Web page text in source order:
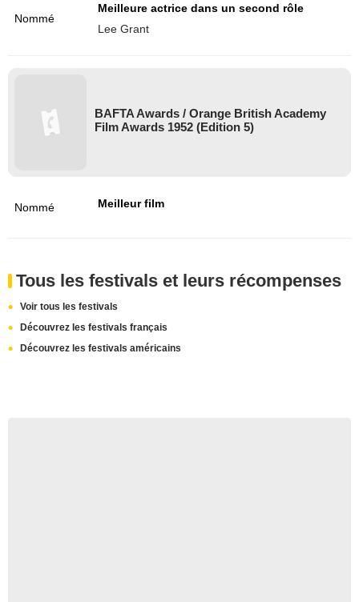
Nommé
Meilleure actrice dans un second rôle
Lee Grant
BAFTA Awards / Orange British Academy
Film Awards 1952 (Edition 5)
Nommé Meilleur film
Tous les festivals et leurs récompenses
Voir tous les festivals
Découvrez les festivals français
Découvrez les festivals américains